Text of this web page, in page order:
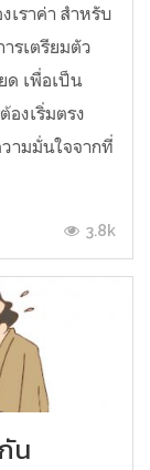
เราค่า สำหรับ
รเตรียมตัว
ด เพื่อเป็น
งเริ่มตรง
ามมั่นใจจากที่
3.8k
น